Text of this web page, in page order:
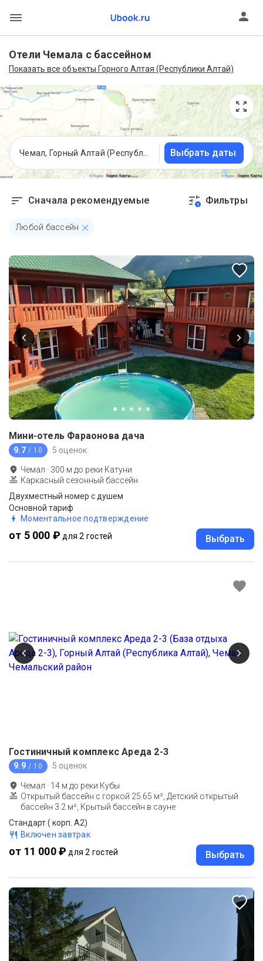
Отели Чемала с бассейном
Показать все объекты Горного Алтая (Республики Алтай)
Выбрать даты
Сначала рекомендуемые 1 Фильтры
Любой бассейн
Мини-отель Фараонова дача
9.7 / 10 5 оценок
Чемал · 300 м до реки Катуни
Каркасный сезонный бассейн
Двухместный номер с душем
Основной тариф
Моментальное подтверждение
от 5 000 ₽ для 2 гостей Выбрать
Гостиничный комплекс Ареда 2-3
9.9 / 10 5 оценок
Чемал · 14 м до реки Кубы
Открытый бассейн с горкой 25.65 м², Детский открытый
бассейн 3.2 м², Крытый бассейн в сауне
Стандарт ( корп. А2)
Включен завтрак
от 11 000 ₽ для 2 гостей Выбрать